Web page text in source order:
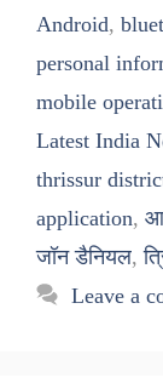
Android,
personal
mobile
Latest India
thrissur
application,
जॉन डैनियल,
Leave a